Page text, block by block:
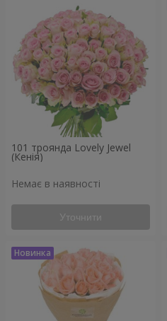
101 троянда Lovely Jewel
(Кенія)
Немає в наявності
Уточнити